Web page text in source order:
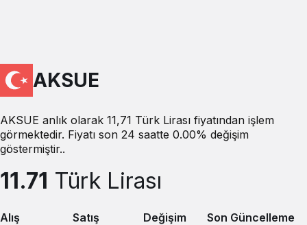
AKSUE
AKSUE anlık olarak 11,71 Türk Lirası fiyatından işlem
görmektedir. Fiyatı son 24 saatte 0.00% değişim
göstermiştir..
11.71 Türk Lirası
Alış
Satış
Değişim
Son Güncelleme